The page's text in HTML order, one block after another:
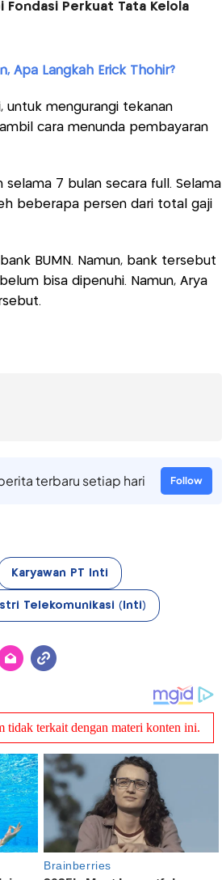
Fondasi Perkuat Tata Kelola
Apa Langkah Erick Thohir?
untuk mengurangi tekanan
cara menunda pembayaran
7 bulan secara full. Selama
beberapa persen dari total gaji
BUMN. Namun, bank tersebut
bisa dipenuhi. Namun, Arya
terbaru setiap hari Follow
Karyawan PT Inti
Telekomunikasi (Inti)